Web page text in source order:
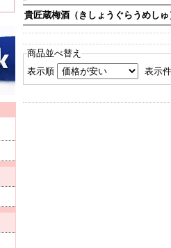
貴匠蔵梅酒（きしょうぐらうめしゅ
商品並べ替え
表示順
表示